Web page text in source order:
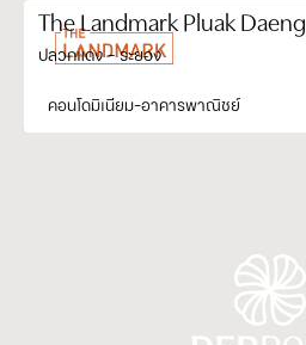
The Landmark Pluak Daeng
The Landmark Pluak Daeng
ปลวกแดง - ระยอง
คอนโดมิเนียม-อาคารพาณิชย์